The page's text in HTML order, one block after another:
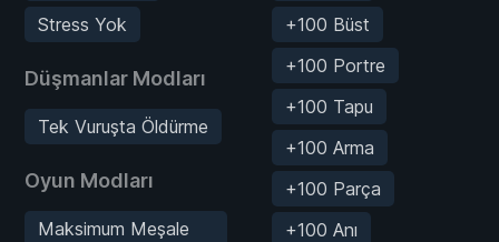
Stress Yok
Düşmanlar Modları
Tek Vuruşta Öldürme
Oyun Modları
Maksimum Meşale
+100 Büst
+100 Portre
+100 Tapu
+100 Arma
+100 Parça
+100 Anı